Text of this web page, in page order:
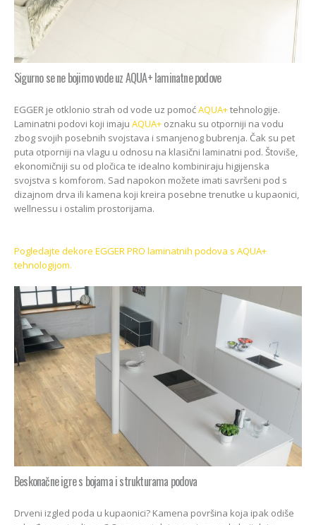
Sigurno se ne bojimo vode uz AQUA+ laminatne podove
EGGER je otklonio strah od vode uz pomoćAQUA+tehnologije.
Laminatni podovi koji imaju AQUA+ oznaku su otporniji na vodu
zbog svojih posebnih svojstava i smanjenog bubrenja. Čak su pet
puta otporniji na vlagu u odnosu na klasični laminatni pod. Štoviše,
ekonomičniji su od pločica te idealno kombiniraju higijenska
svojstva s komforom. Sad napokon možete imati savršeni pod s
dizajnom drva ili kamena koji kreira posebne trenutke u kupaonici,
wellnessu i ostalim prostorijama.
Pogledajte dekore EGGER PRO laminatnih podova s AQUA+
tehnologijom.
Beskonačne igre s bojama i strukturama podova
Drveni izgled poda u kupaonici? Kamena površina koja ipak odiše